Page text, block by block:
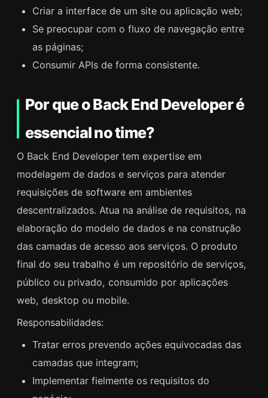
Criar a interface de um site ou aplicação web;
Se preocupar com o fluxo de navegação entre
as páginas;
Consumir APIs de forma consistente.
Por que o Back End Developer é
essencial no time?
O Back End Developer tem expertise em
modelagem de dados e serviços para atender
requisições de software em ambientes
descentralizados. Atua na análise de requisitos, na
elaboração do modelo de dados e na construção
das camadas de acesso aos serviços. O produto
final do seu trabalho é um repositório de serviços,
público ou privado, consumido por aplicações
web, desktop ou mobile.
Responsabilidades:
Tratar erros prevendo ações equivocadas das
camadas que integram;
Implementar fielmente os requisitos do